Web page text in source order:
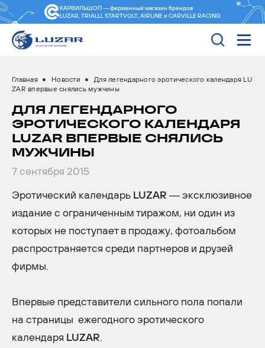
КАРВИЛЬШОП — фирменный магазин брендов
LUZAR, TRIALLI, STARTVOLT, AIRLINE и CARVILLE RACING
Главная Новости
Для легендарного эротического календаря LU
ZAR впервые снялись мужчины
ДЛЯ ЛЕГЕНДАРНОГО
ЭРОТИЧЕСКОГО КАЛЕНДАРЯ
LUZAR ВПЕРВЫЕ СНЯЛИСЬ
МУЖЧИНЫ
7 сентября 2015
Эротический календарь LUZAR — эксклюзивное
издание с ограниченным тиражом, ни один из
которых не поступает в продажу, фотоальбом
распространяется среди партнеров и друзей
фирмы.
Впервые представители сильного пола попали
на страницы ежегодного эротического
календаря LUZAR.